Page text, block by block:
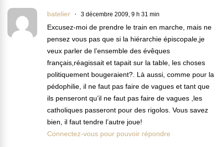
batelier 3 décembre 2009, 9 h 31 min
Excusez-moi de prendre le train en marche, mais ne
pensez vous pas que si la hiérarchie épiscopale,je
veux parler de l’ensemble des évêques
français,réagissait et tapait sur la table, les choses
politiquement bougeraient?. Là aussi, comme pour la
pédophilie, il ne faut pas faire de vagues et tant que
ils penseront qu’il ne faut pas faire de vagues ,les
catholiques passeront pour des rigolos. Vous savez
bien, il faut tendre l’autre joue!
Connectez-vous pour pouvoir répondre